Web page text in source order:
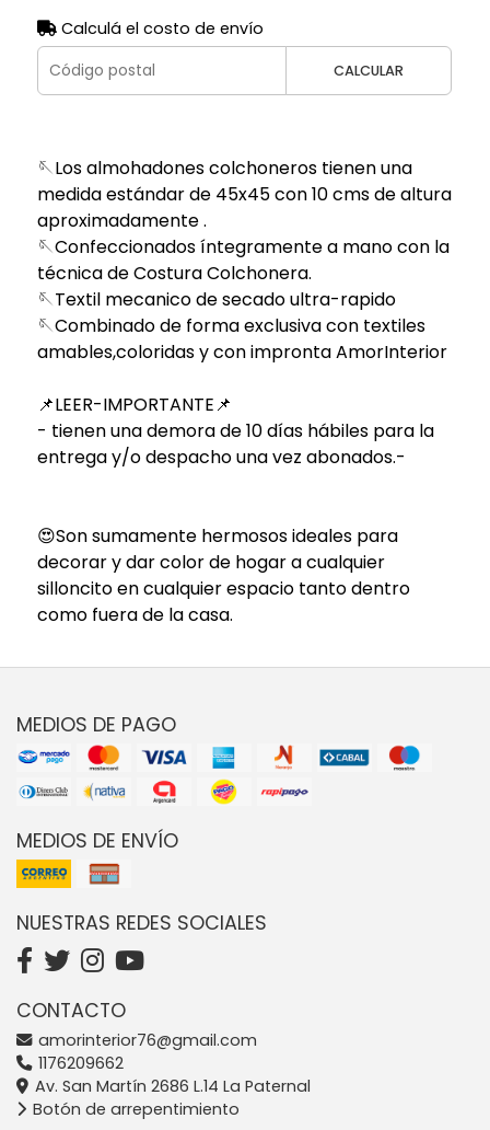
Calculá el costo de envío
CALCULAR
🪡Los almohadones colchoneros tienen una
medida estándar de 45x45 con 10 cms de altura
aproximadamente .
🪡Confeccionados íntegramente a mano con la
técnica de Costura Colchonera.
🪡Textil mecanico de secado ultra-rapido
🪡Combinado de forma exclusiva con textiles
amables,coloridas y con impronta AmorInterior
📌LEER-IMPORTANTE📌
- tienen una demora de 10 días hábiles para la
entrega y/o despacho una vez abonados.-
😍Son sumamente hermosos ideales para
decorar y dar color de hogar a cualquier
silloncito en cualquier espacio tanto dentro
como fuera de la casa.
MEDIOS DE PAGO
MEDIOS DE ENVÍO
NUESTRAS REDES SOCIALES
CONTACTO
amorinterior76@gmail.com
1176209662
Av. San Martín 2686 L.14 La Paternal
Botón de arrepentimiento